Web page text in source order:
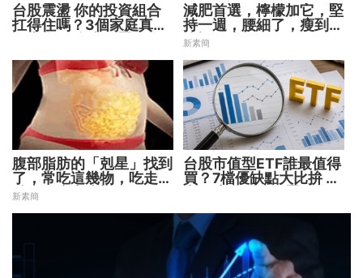
台股震盪 你的投資組合
扛得住嗎？3個家庭真實
減肥首選，檸檬加它，堅
持一週，腰細了，瘦到你
懷疑人生
新素簡
腹部脂肪的「剋星」找到
了，常吃這幾物，吃走大
肚囊，瘦出小蠻腰
新素簡
台股市值型ETF誰最值得
買？7檔優缺點大比拚 找